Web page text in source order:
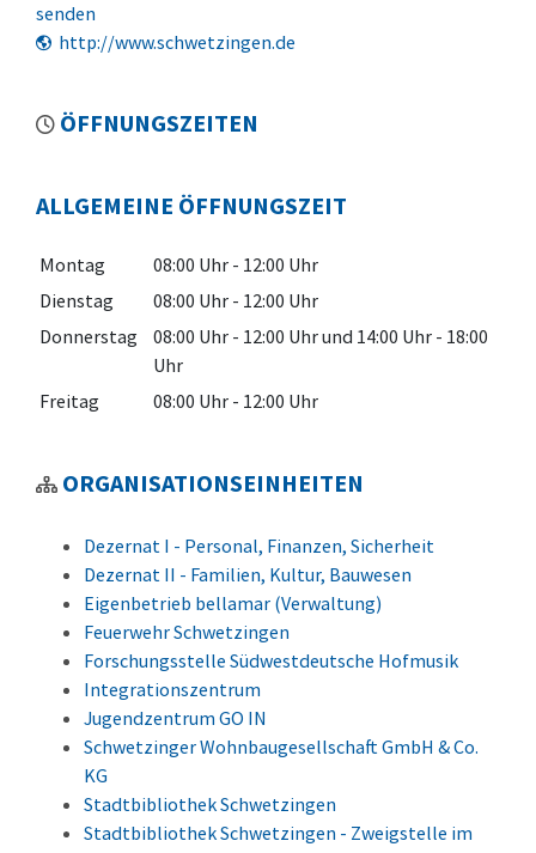
senden
http://www.schwetzingen.de
ÖFFNUNGSZEITEN
ALLGEMEINE ÖFFNUNGSZEIT
Montag 08:00 Uhr - 12:00 Uhr
Dienstag
08:00 Uhr - 12:00 Uhr
Donnerstag
08:00 Uhr - 12:00 Uhrund 14:00 Uhr - 18:00
Uhr
Freitag
08:00 Uhr - 12:00 Uhr
ORGANISATIONSEINHEITEN
Dezernat I - Personal, Finanzen, Sicherheit
Dezernat II - Familien, Kultur, Bauwesen
Eigenbetrieb bellamar (Verwaltung)
Feuerwehr Schwetzingen
Forschungsstelle Südwestdeutsche Hofmusik
Integrationszentrum
Jugendzentrum GO IN
Schwetzinger Wohnbaugesellschaft GmbH & Co.
KG
Stadtbibliothek Schwetzingen
Stadtbibliothek Schwetzingen - Zweigstelle im